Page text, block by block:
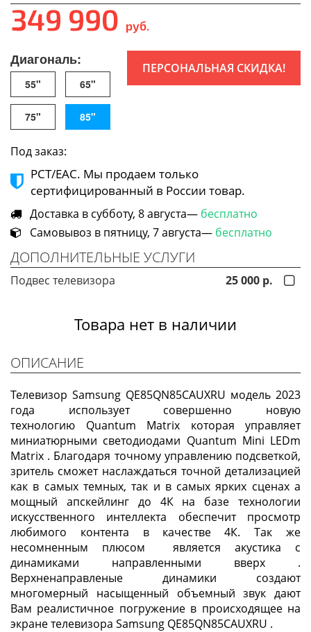
349 990 руб.
ПЕРСОНАЛЬНАЯ СКИДКА!
Диагональ:
55" 65"
75" 85"
Под заказ:
РСТ/ЕАС. Мы продаем только
сертифицированный в России товар.
Доставка в субботу, 8 августа— бесплатно
Самовывоз в пятницу, 7 августа— бесплатно
ДОПОЛНИТЕЛЬНЫЕ УСЛУГИ
Подвес телевизора 25 000 р.
Товара нет в наличии
ОПИСАНИЕ
Телевизор Samsung QE85QN85CAUXRU модель 2023
года использует совершенно новую
технологию Quantum Matrix которая управляет
миниатюрными светодиодами Quantum Mini LEDm
Matrix . Благодаря точному управлению подсветкой,
зритель сможет наслаждаться точной детализацией
как в самых темных, так и в самых ярких сценах а
мощный апскейлинг до 4К на базе технологии
искусственного интеллекта обеспечит просмотр
любимого контента в качестве 4К. Так же
несомненным плюсом является акустика с
динамиками направленными вверх .
Верхненаправленые динамики создают
многомерный насыщенный объемный звук дают
Вам реалистичное погружение в происходящее на
экране телевизора Samsung QE85QN85CAUXRU .